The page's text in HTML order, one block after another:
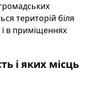
територій біля
і в приміщеннях
і яких місць